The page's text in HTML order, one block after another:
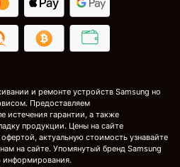
и ремонте устройств Samsung но
Предоставляем
истечения гарантии, а также
продукции. Цены на сайте
актуальную стоимость узнавайте
на сайте. Упомянутый бренд Samsung
информирования.